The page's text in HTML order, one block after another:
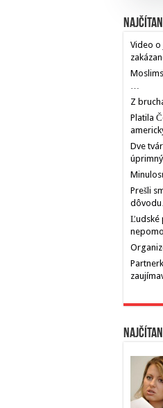
Video o
…
Z
Platila
Dve
Prešli
Ľudské